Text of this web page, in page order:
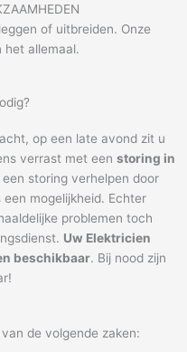
of uitbreiden. Onze
het allemaal.
op een late avond zit u
verrast met een storing in
een storing verhelpen door
mogelijkheid. Echter
problemen toch
Uw Elektricien
beschikbaar. Bij nood zijn
de volgende zaken: